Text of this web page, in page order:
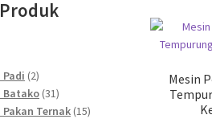
Mesin
22
products
Batako 3131
products
Ternak 1515